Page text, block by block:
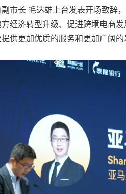
市长 毛达雄上台发表开场致辞
经济转型升级、促进跨境电商
供更加优质的服务和更加广阔